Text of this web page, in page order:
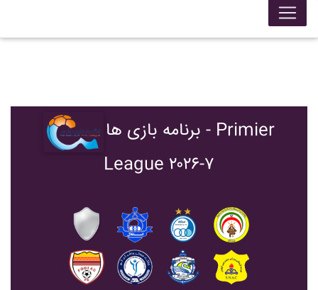
برنامه بازی ها - Primier
League ۲۰۲۶-۷